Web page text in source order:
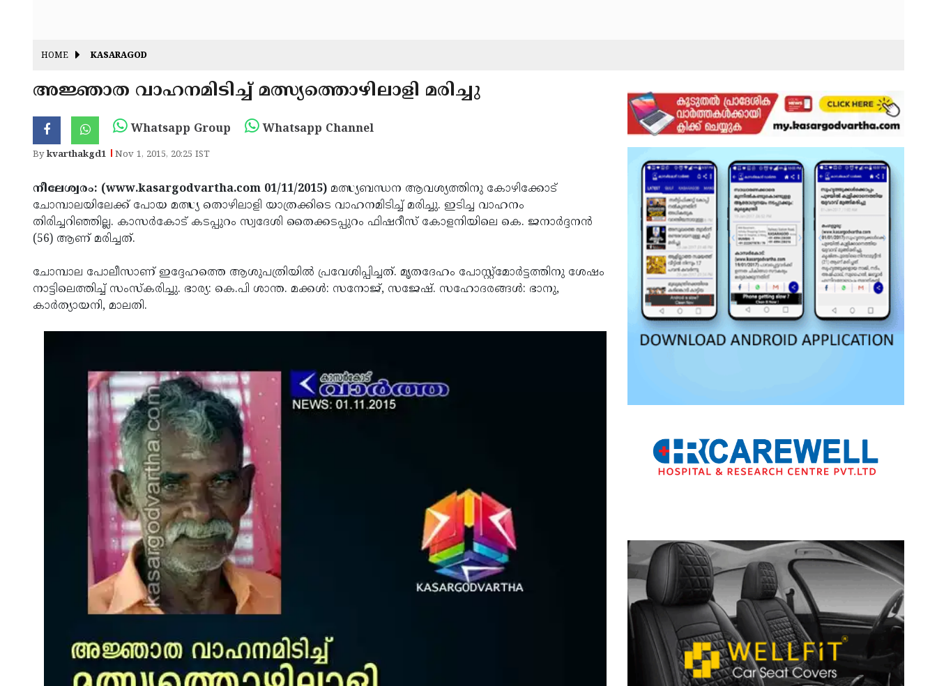
HOME KASARAGOD
അജ്ഞാത വാഹനമിടിച്ച് മത്സ്യത്തൊഴിലാളി മരിച്ചു
Whatsapp Group Whatsapp Channel
Bykvarthakgd1 Nov 1, 2015, 20:25 IST
നീലേശ്വരം: (www.kasargodvartha.com 01/11/2015) മത്സ്യബന്ധന ആവശ്യത്തിനു കോഴിക്കോട്
ചോമ്പാലയിലേക്ക് പോയ മത്സ്യ തൊഴിലാളി യാത്രക്കിടെ വാഹനമിടിച്ച് മരിച്ചു. ഇടിച്ച വാഹനം
തിരിച്ചറിഞ്ഞില്ല. കാസര്‍കോട് കടപ്പുറം സ്വദേശി തൈക്കടപ്പുറം ഫിഷറീസ് കോളനിയിലെ കെ. ജനാര്‍ദ്ദനന്‍
(56) ആണ് മരിച്ചത്.
ചോമ്പാല പോലീസാണ് ഇദ്ദേഹത്തെ ആശുപത്രിയില്‍ പ്രവേശിപ്പിച്ചത്. മൃതദേഹം പോസ്റ്റ്‌മോര്‍ട്ടത്തിനു ശേഷം
നാട്ടിലെത്തിച്ച് സംസ്‌കരിച്ചു. ഭാര്യ: കെ.പി ശാന്ത. മക്കള്‍: സനോജ്, സജേഷ്. സഹോദരങ്ങള്‍: ഭാനു,
കാര്‍ത്യായനി, മാലതി.